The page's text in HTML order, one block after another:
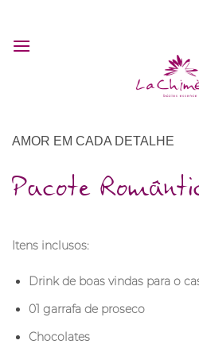
content
AMOR EM CADA DETALHE
Pacote
Itens inclusos:
Drink de boas vindas para o
01 garrafa de proseco
Chocolates